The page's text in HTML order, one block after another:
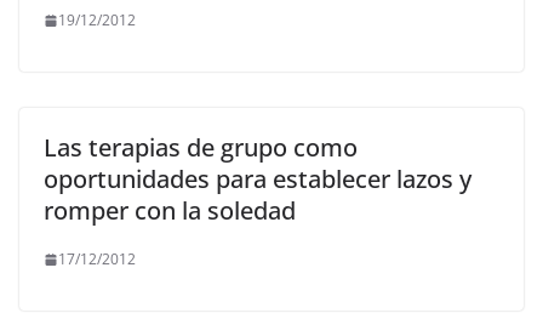
19/12/2012
Las terapias de grupo como
oportunidades para establecer lazos y
romper con la soledad
17/12/2012